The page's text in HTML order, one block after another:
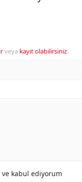
veya kayıt olabilirsiniz.
kabul ediyorum